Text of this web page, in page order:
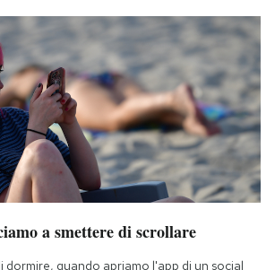
a smettere di scrollare
dormire, quando apriamo l'app di un social